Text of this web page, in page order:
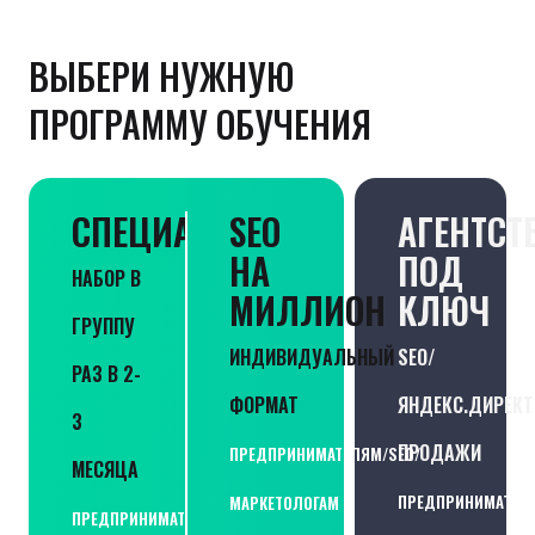
ВЫБЕРИ НУЖНУЮ
ПРОГРАММУ ОБУЧЕНИЯ
СПЕЦИАЛИСТ
НАБОР В
ГРУППУ
РАЗ В 2-
3
МЕСЯЦА
ПРЕДПРИНИМАТЕЛЯМ/SEO/
SEO
НА
МИЛЛИОН
ИНДИВИДУАЛЬНЫЙ
ФОРМАТ
ПРЕДПРИНИМАТЕЛЯМ/SEO/
МАРКЕТОЛОГАМ
ПОД
КЛЮЧ
SEO/
ПРОДАЖИ